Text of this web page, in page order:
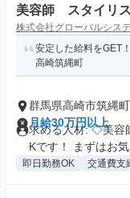
美容師 スタイリ
株式会社グローバルシス
安定した給料をGET
高崎筑縄町
群馬県高崎市筑縄町
月給30万円以上
求める人材: ◇美容
Kです！ まずはお気
即日勤務OK 交通費支